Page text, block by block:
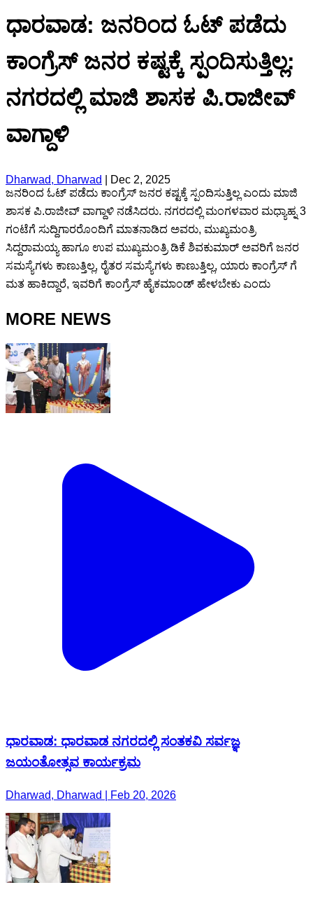
ಧಾರವಾಡ: ಜನರಿಂದ ಓಟ್ ಪಡೆದು
ಕಾಂಗ್ರೆಸ್ ಜನರ ಕಷ್ಟಕ್ಕೆ ಸ್ಪಂದಿಸುತ್ತಿಲ್ಲ:
ನಗರದಲ್ಲಿ ಮಾಜಿ ಶಾಸಕ ಪಿ.ರಾಜೀವ್
ವಾಗ್ದಾಳಿ
Dharwad, Dharwad
Dec 2, 2025
ಜನರಿಂದ ಓಟ್ ಪಡೆದು ಕಾಂಗ್ರೆಸ್ ಜನರ ಕಷ್ಟಕ್ಕೆ ಸ್ಪಂದಿಸುತ್ತಿಲ್ಲ ಎಂದು ಮಾಜಿ
ಶಾಸಕ ಪಿ.ರಾಜೀವ್ ವಾಗ್ದಾಳಿ ನಡೆಸಿದರು. ನಗರದಲ್ಲಿ ಮಂಗಳವಾರ ಮಧ್ಯಾಹ್ನ 3
ಗಂಟೆಗೆ ಸುದ್ದಿಗಾರರೊಂದಿಗೆ ಮಾತನಾಡಿದ ಅವರು, ಮುಖ್ಯಮಂತ್ರಿ
ಸಿದ್ದರಾಮಯ್ಯ ಹಾಗೂ ಉಪ ಮುಖ್ಯಮಂತ್ರಿ ಡಿಕೆ ಶಿವಕುಮಾರ್ ಅವರಿಗೆ ಜನರ
ಸಮಸ್ಯೆಗಳು ಕಾಣುತ್ತಿಲ್ಲ, ರೈತರ ಸಮಸ್ಯೆಗಳು ಕಾಣುತ್ತಿಲ್ಲ, ಯಾರು ಕಾಂಗ್ರೆಸ್‌ ಗೆ
ಮತ ಹಾಕಿದ್ದಾರೆ, ಇವರಿಗೆ ಕಾಂಗ್ರೆಸ್ ಹೈಕಮಾಂಡ್ ಹೇಳಬೇಕು ಎಂದು
MORE NEWS
ಧಾರವಾಡ: ಧಾರವಾಡ ನಗರದಲ್ಲಿ ಸಂತಕವಿ ಸರ್ವಜ್ಞ
ಜಯಂತೋತ್ಸವ ಕಾರ್ಯಕ್ರಮ
Dharwad, Dharwad | Feb 20, 2026